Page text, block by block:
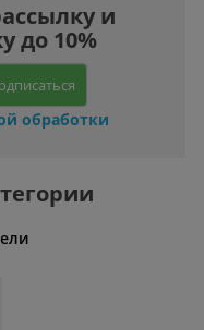
и
до 10%
обработки